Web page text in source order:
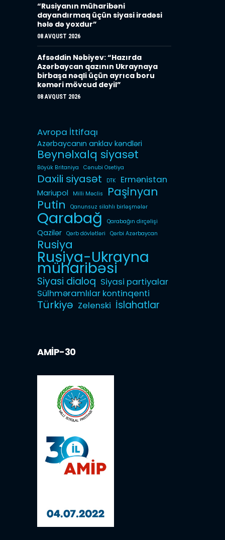
“Rusiyanın müharibəni
dayandırmaq üçün siyasi iradəsi
hələ də yoxdur”
08 AVQUST 2026
Afsəddin Nəbiyev: “Hazırda
Azərbaycan qazının Ukraynaya
birbaşa nəqli üçün ayrıca boru
kəməri mövcud deyil”
08 AVQUST 2026
Avropa İttifaqı
Azərbaycanın anklav kəndləri
Beynəlxalq siyasət
Böyük Britaniya Cənubi Osetiya
Daxili siyasət DTK Ermənistan
Mariupol Milli Məclis
Paşinyan
Putin
Qanunsuz silahlı birləşmələr
Qarabağ Qarabağın dirçəlişi
Qazilər Qərb dövlətləri Qərbi Azərbaycan
Rusiya
Rusiya-Ukrayna
müharibəsi
Siyasi dialoq Siyasi partiyalar
Sülhməramlılar kontinqenti
Türkiyə Zelenski İslahatlar
AMİP-30